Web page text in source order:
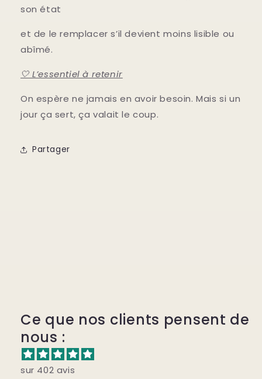
son état
et de le remplacer s’il devient moins lisible ou
abîmé.
🤍 L’essentiel à retenir
On espère ne jamais en avoir besoin.Mais si un
jour ça sert, ça valait le coup.
Partager
Ce que nos clients pensent de
nous :
sur 402 avis